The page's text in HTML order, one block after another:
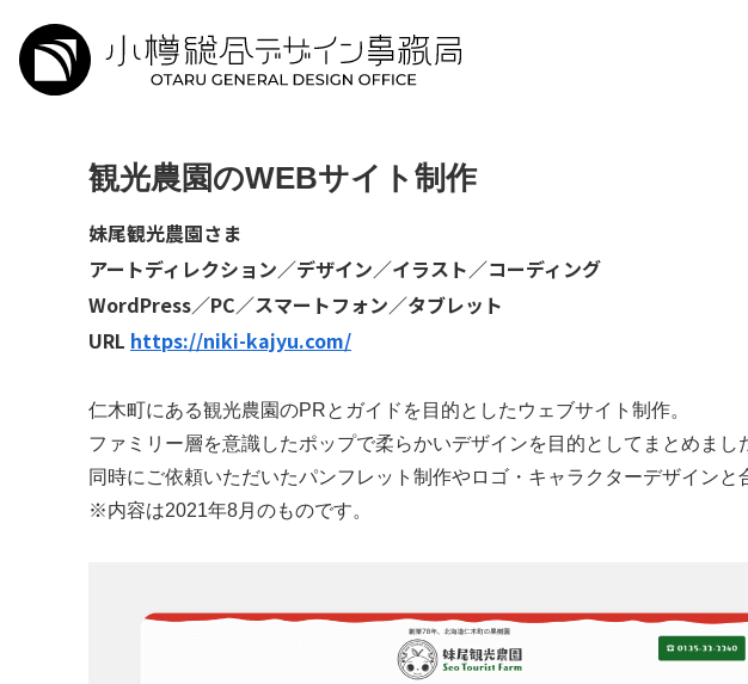
観光農園のWEBサイト制作
妹尾観光農園さま
アートディレクション／デザイン／イラスト／コーディング
WordPress／PC／スマートフォン／タブレット
URL https://niki-kajyu.com/
仁木町にある観光農園のPRとガイドを目的としたウェブサイト制作。
ファミリー層を意識したポップで柔らかいデザインを目的としてまとめまし
同時にご依頼いただいたパンフレット制作やロゴ・キャラクターデザインと
※内容は2021年8月のものです。